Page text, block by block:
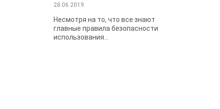
28.06.2019
Несмотря на то, что все знают
главные правила безопасности
использования...